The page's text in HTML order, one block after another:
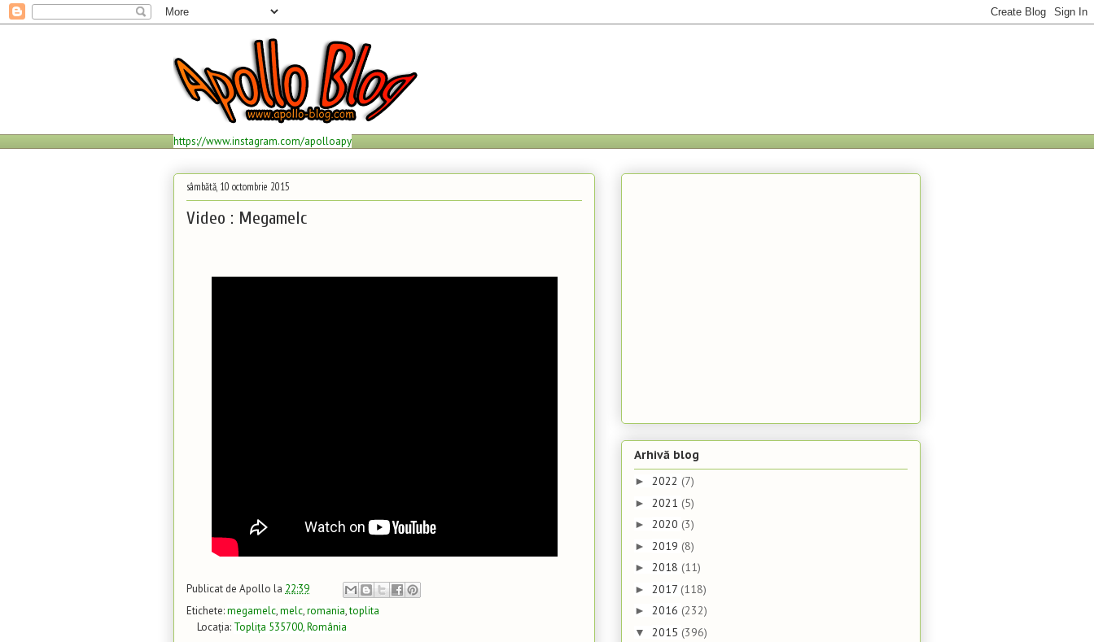
https://www.instagram.com/apolloapy
sâmbătă, 10 octombrie 2015
Video : Megamelc
Publicat de Apollo la 22:39
Etichete:megamelc,melc,romania,toplita
Locația: Toplița 535700, România
Arhivă blog
► 2022 (7)
► 2021 (5)
► 2020 (3)
► 2019 (8)
► 2018 (11)
► 2017 (118)
► 2016 (232)
▼ 2015 (396)